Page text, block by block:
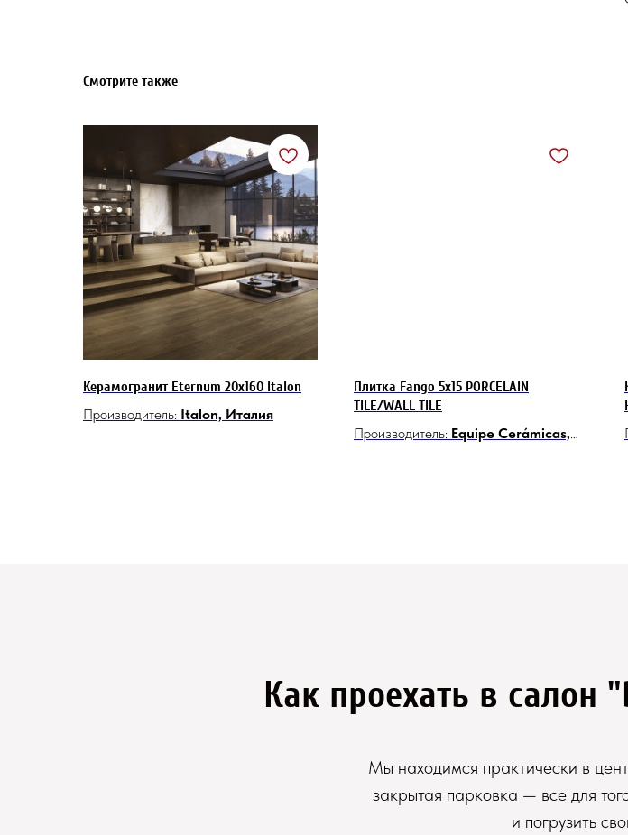
Смотрите также
Керамогранит Eternum 20x160 Italon
Производитель: Italon, Италия
Плитка Fango 5x15 PORCELAIN
TILE/WALL TILE
Производитель: Equipe Cerámicas,
Как проехать в салон
Мы находимся практически в
закрытая парковка — все для
и погрузить